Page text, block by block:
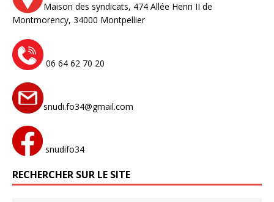
Maison des syndicats, 474 Allée Henri II de
Montmorency, 34000 Montpellier
06 64 62 70 20
snudi.fo34@gmail.com
snudifo34
RECHERCHER SUR LE SITE